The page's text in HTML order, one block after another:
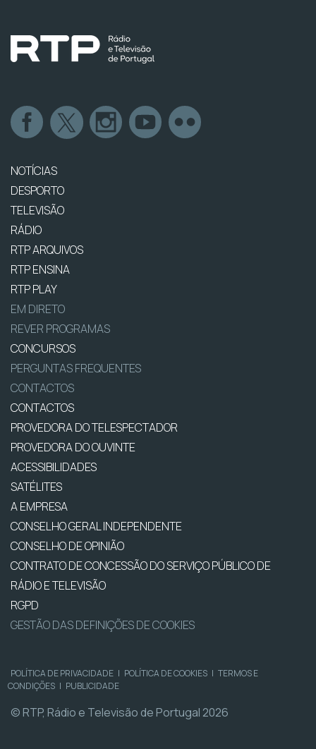
NOTÍCIAS
DESPORTO
TELEVISÃO
RÁDIO
RTP ARQUIVOS
RTP ENSINA
RTP PLAY
EM DIRETO
REVER PROGRAMAS
CONCURSOS
PERGUNTAS FREQUENTES
CONTACTOS
CONTACTOS
PROVEDORA DO TELESPECTADOR
PROVEDORA DO OUVINTE
ACESSIBILIDADES
SATÉLITES
A EMPRESA
CONSELHO GERAL INDEPENDENTE
CONSELHO DE OPINIÃO
CONTRATO DE CONCESSÃO DO SERVIÇO PÚBLICO DE
RÁDIO E TELEVISÃO
RGPD
GESTÃO DAS DEFINIÇÕES DE COOKIES
POLÍTICA DE PRIVACIDADE | POLÍTICA DE COOKIES | TERMOS E
CONDIÇÕES | PUBLICIDADE
© RTP, Rádio e Televisão de Portugal 2026